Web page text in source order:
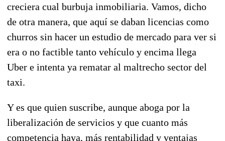
creciera cual burbuja inmobiliaria. Vamos, dicho
de otra manera, que aquí se daban licencias como
churros sin hacer un estudio de mercado para ver si
era o no factible tanto vehículo y encima llega
Uber e intenta ya rematar al maltrecho sector del
taxi.
Y es que quien suscribe, aunque aboga por la
liberalización de servicios y que cuanto más
competencia haya, más rentabilidad y ventajas